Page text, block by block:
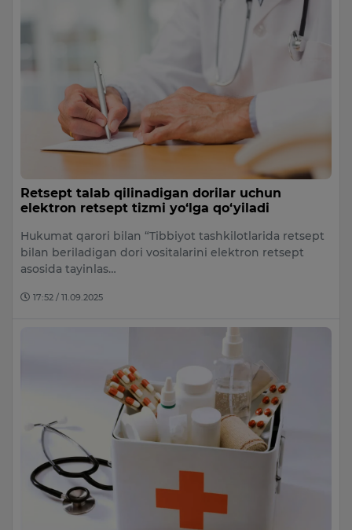
Retsept talab qilinadigan dorilar uchun
elektron retsept tizmi yo‘lga qo‘yiladi
Hukumat qarori bilan “Tibbiyot tashkilotlarida retsept
bilan beriladigan dori vositalarini elektron retsept
asosida tayinlas…
17:52 / 11.09.2025